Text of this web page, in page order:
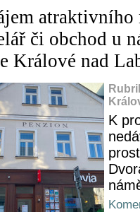
či obchod u
Králové nad
K